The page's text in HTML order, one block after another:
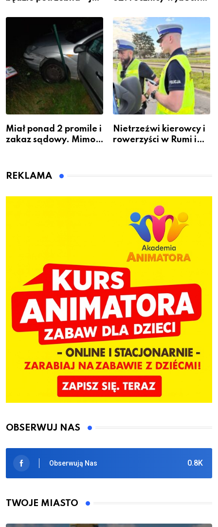
zawodem przyszłości i
gdzie się go nauczyć?
Warszawskiego
Miał ponad 2 promile i
zakaz sądowy. Mimo
Bolszewie i uderzył w
Nietrzeźwi kierowcy i
rowerzyści w Rumi i
REKLAMA
OBSERWUJ NAS
0.8K
Obserwują Nas
TWOJE MIASTO